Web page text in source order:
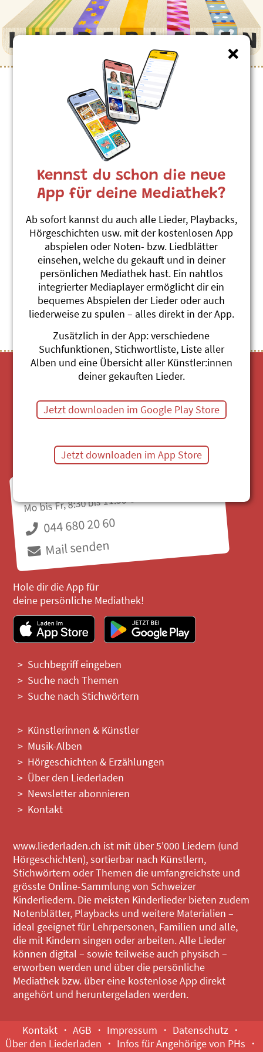
Kinderlieder zum Thema
”Unterschiede”
Mega-Dance-Party vom Gegenteil
Stephanie Jakobi-Murer
fli fla flo!
#Gegenteil #Unterschiede #Rap
Jufli & Blöterli
Christian Schenker und Grüüveli
Tüüfeli
Impfe gäge s'Schimpfe
#Unterschiede
Themenübersicht Stichwörter A-Z
Mo bis Fr, 8:30 bis 11:30 Uhr
044 680 20 60
Mail senden
Hole dir die App für
deine persönliche Mediathek!
Suchbegriff eingeben
Suche nach Themen
Suche nach Stichwörtern
Künstlerinnen & Künstler
Musik-Alben
Hörgeschichten & Erzählungen
Über den Liederladen
Newsletter abonnieren
Kontakt
www.liederladen.ch ist mit über 5'000 Liedern (und
Hörgeschichten), sortierbar nach Künstlern,
Stichwörtern oder Themen die umfangreichste und
grösste Online-Sammlung von Schweizer
Kinderliedern. Die meisten Kinderlieder bieten zudem
Notenblätter, Playbacks und weitere Materialien –
ideal geeignet für Lehrpersonen, Familien und alle,
die mit Kindern singen oder arbeiten. Alle Lieder
können digital – sowie teilweise auch physisch –
erworben werden und über die persönliche
Mediathek bzw. über eine kostenlose App direkt
angehört und heruntergeladen werden.
Kontakt AGB Impressum
Datenschutz
Über den Liederladen
Infos für Angehörige von PHs
Kennst du schon die neue
App für deine Mediathek?
Ab sofort kannst du auch alle Lieder, Playbacks,
Hörgeschichten usw. mit der kostenlosen App
abspielen oder Noten- bzw. Liedblätter
einsehen, welche du gekauft und in deiner
persönlichen Mediathek hast. Ein nahtlos
integrierter Mediaplayer ermöglicht dir ein
bequemes Abspielen der Lieder oder auch
liederweise zu spulen – alles direkt in der App.
Zusätzlich in der App: verschiedene
Suchfunktionen, Stichwortliste, Liste aller
Alben und eine Übersicht aller Künstler:innen
deiner gekauften Lieder.
Jetzt downloaden im Google Play Store
Jetzt downloaden im App Store